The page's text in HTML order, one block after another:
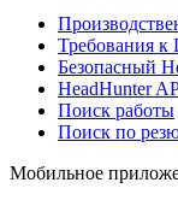
Требования
Безопасный
HeadHunter
Поиск работы
Поиск по
Мобильное